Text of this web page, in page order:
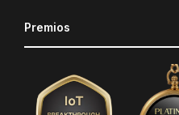
Premios